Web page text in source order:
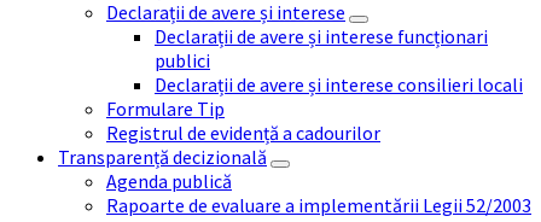
Declarații de avere și interese
Declarații de avere și interese funcționari
publici
Declarații de avere și interese consilieri locali
Formulare Tip
Registrul de evidență a cadourilor
Transparență decizională
Agenda publică
Rapoarte de evaluare a implementării Legii 52/2003